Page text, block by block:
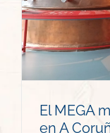
El MEGA
en A